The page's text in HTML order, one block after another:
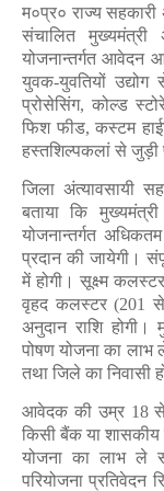
म०प्र० राज्य सहकारी
संचालित मुख्यमंत्री
योजनान्तर्गत आवेदन
युवक-युवतियों उद्योग
प्रोसेसिंग, कोल्ड
फिश फीड, कस्टम
हस्तशिल्पकलां से
जिला अंत्यावसायी
बताया कि
योजनान्तर्गत
प्रदान की जायेगी।
में होगी। सूक्ष्म
वृहद कलस्टर (201
अनुदान राशि होगी।
पोषण योजना का लाभ
तथा जिले का निवासी
आवेदक की उम्र 18 से
किसी बैंक या
योजना का लाभ ले
परियोजना प्रतिवेदन